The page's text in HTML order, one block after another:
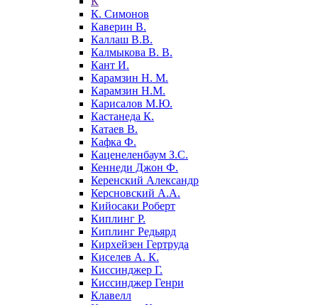
К. Симонов
Каверин В.
Каллаш В.В.
Калмыкова В. В.
Кант И.
Карамзин Н. М.
Карамзин Н.М.
Карисалов М.Ю.
Кастанеда К.
Катаев В.
Кафка Ф.
Каценеленбаум З.С.
Кеннеди Джон Ф.
Керенский Александр
Керсновский А.А.
Кийосаки Роберт
Киплинг Р.
Киплинг Редьярд
Кирхейзен Гертруда
Киселев А. К.
Киссинджер Г.
Киссинджер Генри
Клавелл